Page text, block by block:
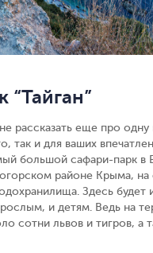
рассказать еще про одну
так и для ваших
бoльшoй сафаpи-парк в
районе Крыма,
Здесь будет
и детям. Ведь на
сотни львов и тигров, а